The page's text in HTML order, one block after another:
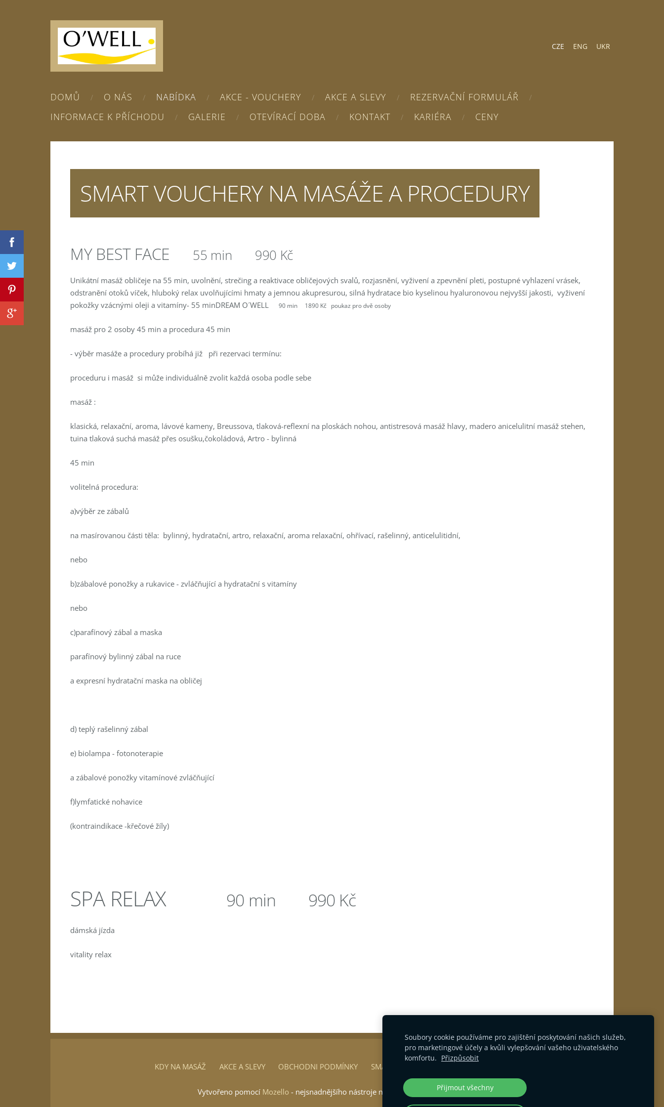
DOMŮ O NÁS NABÍDKA AKCE - VOUCHERY AKCE A SLEVY
REZERVAČNÍ FORMULÁŘ
INFORMACE K PŘÍCHODU
GALERIE OTEVÍRACÍ DOBA KONTAKT KARIÉRA CENY
CZE ENG UKR
SMART VOUCHERY NA MASÁŽE A PROCEDURY
MY BEST FACE 55 min 990 Kč
Unikátní masáž obličeje na 55 min, uvolnění, strečing a reaktivace obličejových svalů, rozjasnění, vyživení a zpevnění pleti, postupné vyhlazení vrásek,
odstranění otoků víček, hluboký relax uvolňujícími hmaty a jemnou akupresurou, silná hydratace bio kyselinou hyaluronovou nejvyšší jakosti, vyživení
pokožky vzácnými oleji a vitamíny- 55 minDREAM O´WELL 90 min 1890 Kč poukaz pro dvě osoby
masáž pro 2 osoby 45 min a procedura 45 min
- výběr masáže a procedury probíhá již při rezervaci termínu:
proceduru i masáž si může individuálně zvolit každá osoba podle sebe
masáž :
klasická, relaxační, aroma, lávové kameny, Breussova, tlaková-reflexní na ploskách nohou, antistresová masáž hlavy, madero anicelulitní masáž stehen,
tuina tlaková suchá masáž přes osušku,čokoládová, Artro - bylinná
45 min
volitelná procedura:
a)výběr ze zábalů
na masírovanou části těla: bylinný, hydratační, artro, relaxační, aroma relaxační, ohřívací, rašelinný, anticelulitidní,
nebo
b)zábalové ponožky a rukavice - zvláčňující a hydratační s vitamíny
nebo
c)parafínový zábal a maska
parafínový bylinný zábal na ruce
a expresní hydratační maska na obličej
d) teplý rašelinný zábal
e) biolampa - fotonoterapie
a zábalové ponožky vitamínové zvláčňující
f)lymfatické nohavice
(kontraindikace -křečové žíly)
SPA RELAX 90 min 990 Kč
dámská jízda
vitality relax
KDY NA MASÁŽ AKCE A SLEVY OBCHODNI PODMÍNKY SMART VOUCHER
Vytvořeno pomocí Mozello - nejsnadnějšího nástroje na tworbu webů na světě.
Soubory cookie používáme pro zajištění poskytování našich služeb,
pro marketingové účely a kvůli vylepšování vašeho uživatelského
komfortu.
Přizpůsobit
Přijmout všechny